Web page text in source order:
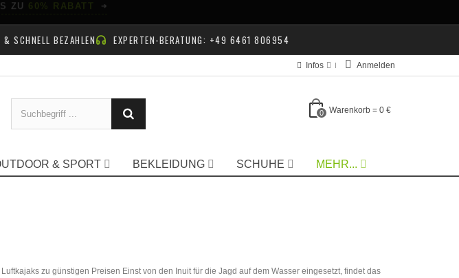
& SCHNELL BEZAHLEN EXPERTEN-BERATUNG: +49 6461 806954
Anmelden
Infos
0 Warenkorb = 0 €
& SPORT BEKLEIDUNG SCHUHE MEHR...
zu günstigen Preisen Einst von den Inuit für die Jagd auf dem Wasser eingesetzt, findet das